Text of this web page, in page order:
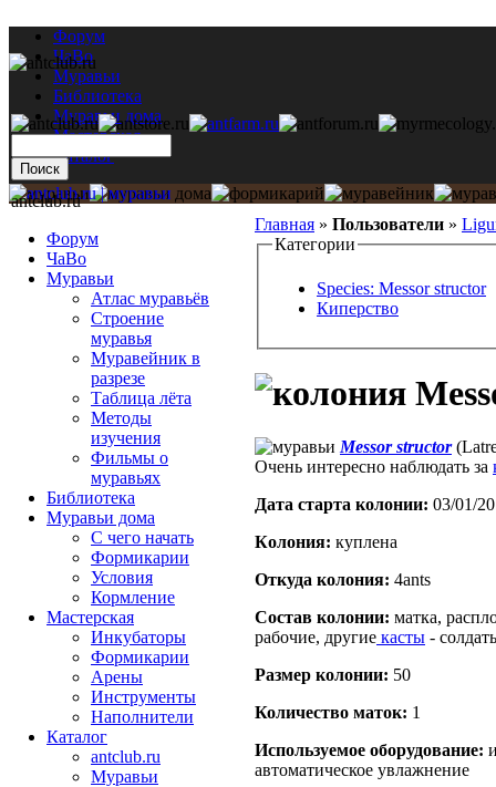
Форум
ЧаВо
Муравьи
Библиотека
Муравьи дома
Мастерская
Каталог
Главная » Пользователи »
Категории
Species: Messor structor
Киперство
Messor structor
Очень интересно наблюдать за
Дата старта кoлонии: 03/01/
Кoлония: куплена
Откуда кoлония: 4ants
Состав кoлонии: матка,
рабочие, другие касты -
Размер кoлонии: 50
Количество маток: 1
Используемое оборудование:
автоматическое увлажнение
antclub.ru
Форум
ЧаВо
Муравьи
Атлас муравьёв
Строение
муравья
Муравейник в
разрезе
Таблица лёта
Методы
изучения
Фильмы о
муравьях
Библиотека
Муравьи дома
С чего начать
Формикарии
Условия
Кормление
Мастерская
Инкубаторы
Формикарии
Арены
Инструменты
Наполнители
Каталог
antclub.ru
Муравьи